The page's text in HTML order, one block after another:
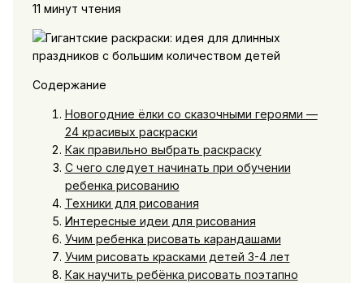
11 минут чтения
Содержание
Новогодние ёлки со сказочными героями —
24 красивых раскраски
Как правильно выбрать раскраску
С чего следует начинать при обучении
ребенка рисованию
Техники для рисования
Интересные идеи для рисования
Учим ребенка рисовать карандашами
Учим рисовать красками детей 3-4 лет
Как научить ребёнка рисовать поэтапно